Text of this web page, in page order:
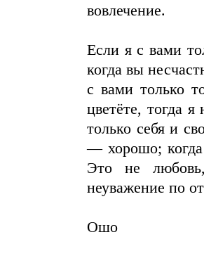
вовлечение.
Если я с вами
когда вы
с вами только
цветёте, тогда
только себя и
— хорошо;
Это не
неуважение по
Ошо